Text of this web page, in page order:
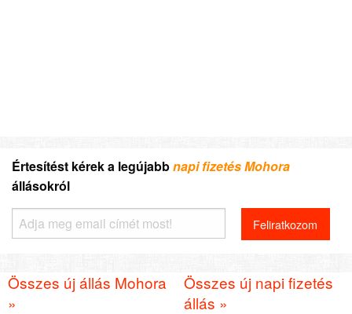
Értesítést kérek a legújabbnapi fizetés Mohora
állásokról
Összes új állás Mohora
»
Összes új napi fizetés
állás »